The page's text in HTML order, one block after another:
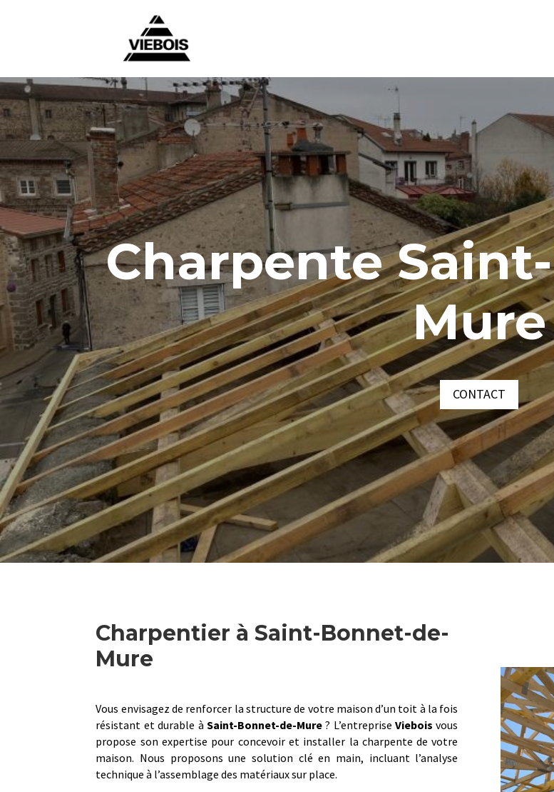
Charpente
Mure
CONTACT
Charpentier à Saint-Bonnet-de-
Mure
Vous envisagez de renforcer la structure de votre maison d’un toit à la fois
résistant et durable à Saint-Bonnet-de-Mure? L’entrepriseViebois vous
propose son expertise pour concevoir et installer la charpente de votre
maison. Nous proposons une solution clé en main, incluant l’analyse
technique à l’assemblage des matériaux sur place.